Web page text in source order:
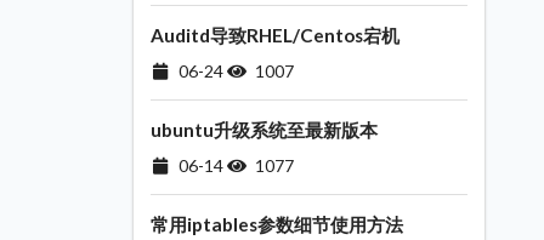
Auditd导致RHEL/Centos宕机
06-24 1007
ubuntu升级系统至最新版本
06-14 1077
常用iptables参数细节使用方法